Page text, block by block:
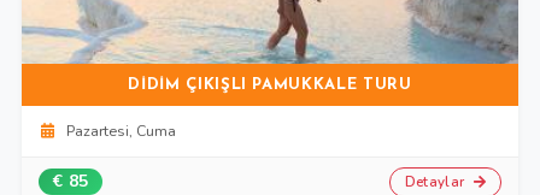
DIDIM ÇIKIŞLI PAMUKKALE TURU
Pazartesi, Cuma
€ 85 Detaylar